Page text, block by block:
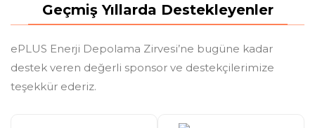
Geçmiş Yıllarda Destekleyenler
ePLUS Enerji Depolama Zirvesi’ne bugüne kadar
destek veren değerli sponsor ve destekçilerimize
teşekkür ederiz.